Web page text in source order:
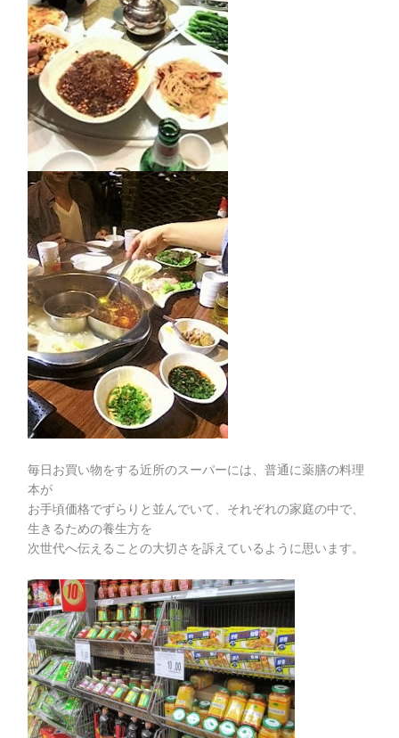
毎日お買い物をする近所のスーパーには、普通に薬膳の料理
本が
お手頃価格でずらりと並んでいて、それぞれの家庭の中で、
生きるための養生方を
次世代へ伝えることの大切さを訴えているように思います。